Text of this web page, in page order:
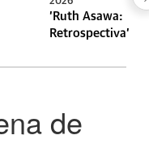
'Ruth Asawa:
Retrospectiva'
de